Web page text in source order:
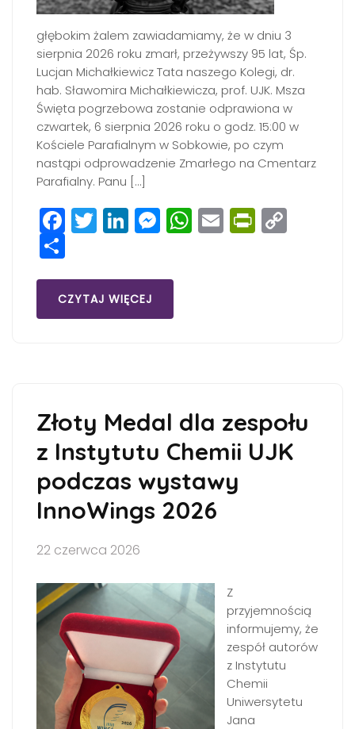
głębokim żalem zawiadamiamy, że w dniu 3
sierpnia 2026 roku zmarł, przeżywszy 95 lat, Śp.
Lucjan Michałkiewicz Tata naszego Kolegi, dr.
hab. Sławomira Michałkiewicza, prof. UJK. Msza
Święta pogrzebowa zostanie odprawiona w
czwartek, 6 sierpnia 2026 roku o godz. 15:00 w
Kościele Parafialnym w Sobkowie, po czym
nastąpi odprowadzenie Zmarłego na Cmentarz
Parafialny. Panu […]
Facebook
Twitter
LinkedIn
Messenger
WhatsApp
Email
Share
CZYTAJ WIĘCEJ
Złoty Medal dla zespołu
z Instytutu Chemii UJK
podczas wystawy
InnoWings 2026
22 czerwca 2026
Z
przyjemnością
informujemy, że
zespół autorów
z Instytutu
Chemii
Uniwersytetu
Jana